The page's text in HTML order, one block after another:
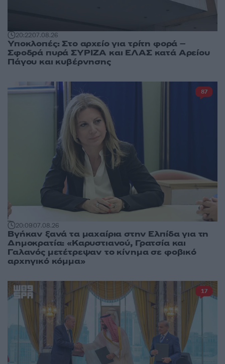
20:2207.08.26
Υποκλοπές: Στο αρχείο για τρίτη φορά –
Σφοδρά πυρά ΣΥΡΙΖΑ και ΕΛΑΣ κατά Αρείου
Πάγου και κυβέρνησης
20:0907.08.26
Βγήκαν ξανά τα μαχαίρια στην Ελπίδα για τη
Δημοκρατία: «Καρυστιανού, Γρατσία και
Γαλανός μετέτρεψαν το κίνημα σε φοβικό
αρχηγικό κόμμα»
87
17